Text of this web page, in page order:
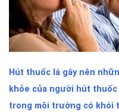
Hút thuốc lá gây nên
khỏe của người hút
trong môi trường có khói